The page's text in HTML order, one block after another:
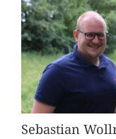
Sebastian